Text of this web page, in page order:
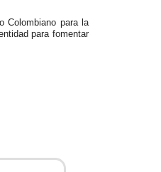
Colombiano para la
para fomentar